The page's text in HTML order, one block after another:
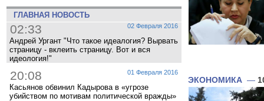
ГЛАВНАЯ НОВОСТЬ
02 Февраля 2016
02:33
Андрей Ургант "Что такое идеалогия? Вырвать
страницу - вклеить страницу. Вот и вся
идеология!"
01 Февраля 2016
20:08
Касьянов обвинил Кадырова в «угрозе
убийством по мотивам политической вражды»
ЭКОНОМИКА —